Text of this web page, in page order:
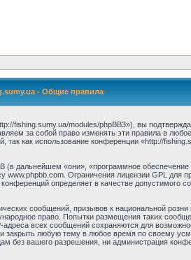
- Общие правила
fishing.sumy.ua/modules/phpBB3»), вы
за собой право изменять эти правила в
как использование конференции «http://
дальнейшем «они», «программное обеспечение
Ограничения лицензии GPL для
определяет в качестве допустимого
сообщений, призывов к национальной
право. Попытки размещения таких
всех сообщений сохраняются для
любую тему в любое время по своему
без вашего разрешения, ни администрация